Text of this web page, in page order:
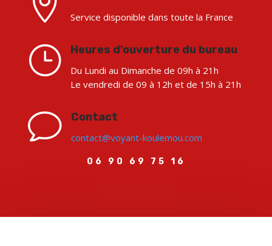
Service disponible dans toute la France
} Heures d'ouverture du bureau
Du Lundi au Dimanche de 09h à 21h
Le vendredi de 09 à 12h et de 15h à 21h
v Contact
contact@voyant-koulemou.com
06 90 69 75 16